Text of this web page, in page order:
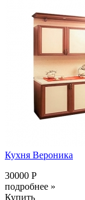
Кухня Вероника
30000 Р
подробнее »
Купить